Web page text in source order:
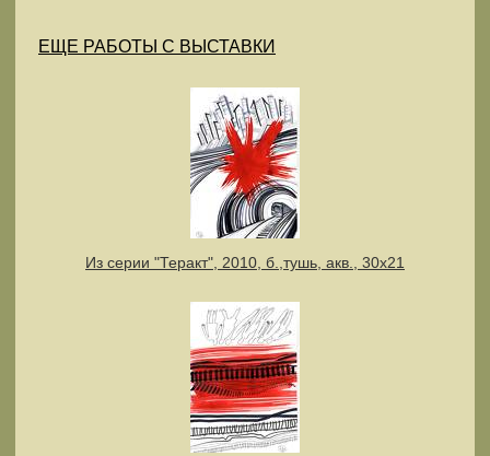
ЕЩЕ РАБОТЫ С ВЫСТАВКИ
Из серии "Теракт", 2010, б.,тушь, акв., 30х21